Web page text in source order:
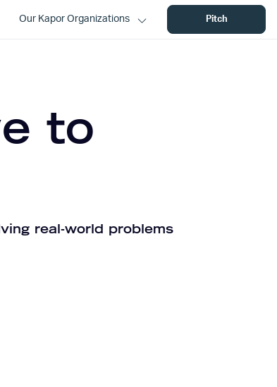
Our Kapor Organizations Pitch
to
real-world problems